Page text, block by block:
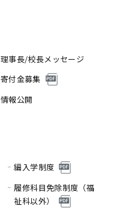
理事長/校長メッセージ
寄付金募集
情報公開
編入学制度
履修科目免除制度（福
祉科以外）